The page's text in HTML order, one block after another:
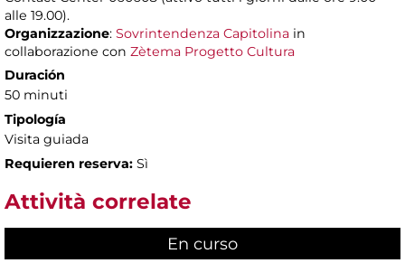
alle 19.00).
Organizzazione: Sovrintendenza Capitolina in
collaborazione con Zètema Progetto Cultura
Duración
50 minuti
Tipología
Visita guiada
Requieren reserva: Sì
Attività correlate
En curso